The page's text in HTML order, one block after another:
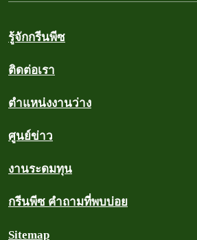
รู้จักกรีนพีซ
ติดต่อเรา
ตำแหน่งงานว่าง
ศูนย์ข่าว
งานระดมทุน
กรีนพีซ คำถามที่พบบ่อย
Sitemap